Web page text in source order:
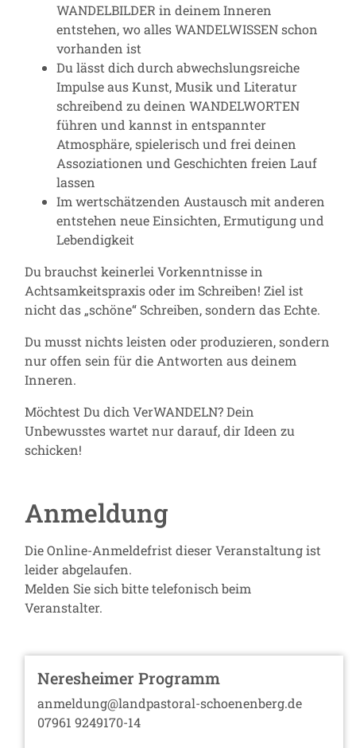
WANDELBILDER in deinem Inneren
entstehen, wo alles WANDELWISSEN schon
vorhanden ist
Du lässt dich durch abwechslungsreiche
Impulse aus Kunst, Musik und Literatur
schreibend zu deinen WANDELWORTEN
führen und kannst in entspannter
Atmosphäre, spielerisch und frei deinen
Assoziationen und Geschichten freien Lauf
lassen
Im wertschätzenden Austausch mit anderen
entstehen neue Einsichten, Ermutigung und
Lebendigkeit
Du brauchst keinerlei Vorkenntnisse in
Achtsamkeitspraxis oder im Schreiben! Ziel ist
nicht das „schöne“ Schreiben, sondern das Echte.
Du musst nichts leisten oder produzieren, sondern
nur offen sein für die Antworten aus deinem
Inneren.
Möchtest Du dich VerWANDELN? Dein
Unbewusstes wartet nur darauf, dir Ideen zu
schicken!
Anmeldung
Die Online-Anmeldefrist dieser Veranstaltung ist
leider abgelaufen.
Melden Sie sich bitte telefonisch beim
Veranstalter.
Neresheimer Programm
anmeldung@landpastoral-schoenenberg.de
07961 9249170-14